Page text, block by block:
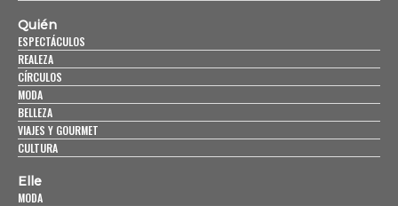
Quién
ESPECTÁCULOS
REALEZA
CÍRCULOS
MODA
BELLEZA
VIAJES Y GOURMET
CULTURA
Elle
MODA